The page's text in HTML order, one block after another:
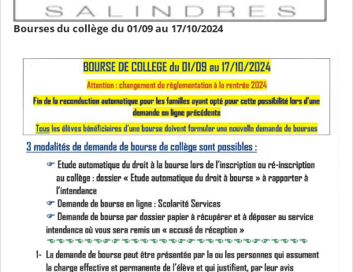
Bourses du collège du 01/09 au 17/10/2024